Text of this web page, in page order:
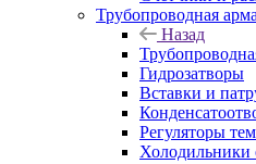
Трубопроводная
Назад
Гидрозатворы
Вставки и
Регуляторы
Холодильники